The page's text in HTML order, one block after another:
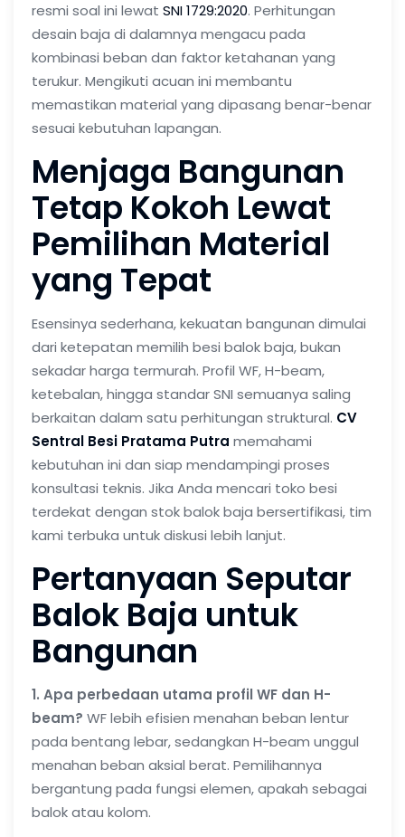
resmi soal ini lewat SNI 1729:2020. Perhitungan
desain baja di dalamnya mengacu pada
kombinasi beban dan faktor ketahanan yang
terukur. Mengikuti acuan ini membantu
memastikan material yang dipasang benar-benar
sesuai kebutuhan lapangan.
Menjaga Bangunan
Tetap Kokoh Lewat
Pemilihan Material
yang Tepat
Esensinya sederhana, kekuatan bangunan dimulai
dari ketepatan memilih besi balok baja, bukan
sekadar harga termurah. Profil WF, H-beam,
ketebalan, hingga standar SNI semuanya saling
berkaitan dalam satu perhitungan struktural. CV
Sentral Besi Pratama Putra memahami
kebutuhan ini dan siap mendampingi proses
konsultasi teknis. Jika Anda mencari toko besi
terdekat dengan stok balok baja bersertifikasi, tim
kami terbuka untuk diskusi lebih lanjut.
Pertanyaan Seputar
Balok Baja untuk
Bangunan
1. Apa perbedaan utama profil WF dan H-
beam? WF lebih efisien menahan beban lentur
pada bentang lebar, sedangkan H-beam unggul
menahan beban aksial berat. Pemilihannya
bergantung pada fungsi elemen, apakah sebagai
balok atau kolom.